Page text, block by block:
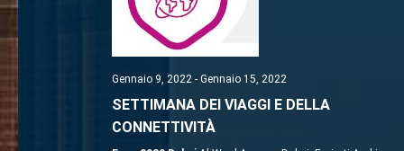
Gennaio 9, 2022- Gennaio 15, 2022
SETTIMANA DEI VIAGGI E DELLA
CONNETTIVITÀ